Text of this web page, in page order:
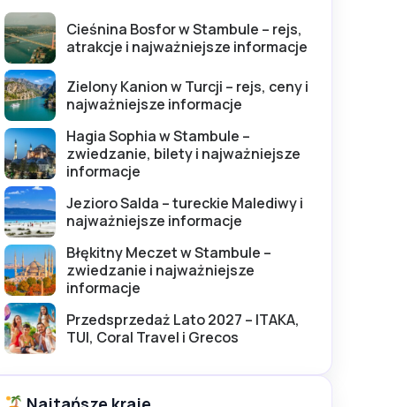
Cieśnina Bosfor w Stambule – rejs,
atrakcje i najważniejsze informacje
Zielony Kanion w Turcji – rejs, ceny i
najważniejsze informacje
Hagia Sophia w Stambule –
zwiedzanie, bilety i najważniejsze
informacje
Jezioro Salda – tureckie Malediwy i
najważniejsze informacje
Błękitny Meczet w Stambule –
zwiedzanie i najważniejsze
informacje
Przedsprzedaż Lato 2027 – ITAKA,
TUI, Coral Travel i Grecos